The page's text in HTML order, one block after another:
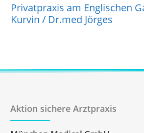
Privatpraxis am Englischen
Kurvin / Dr.med Jörges
Aktion sichere Arztpraxis